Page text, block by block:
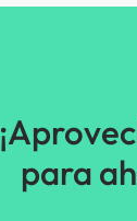
para